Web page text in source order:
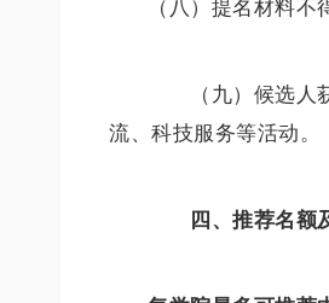
（八）提名材料
（九）候选人获
流、科技服务等活动。
四、推荐名额